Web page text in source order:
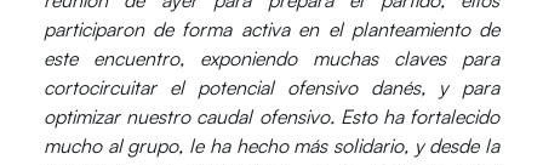
participaron de forma activa en el planteamiento de
este encuentro, exponiendo muchas claves para
cortocircuitar el potencial ofensivo danés, y para
optimizar nuestro caudal ofensivo. Esto ha fortalecido
mucho al grupo, le ha hecho más solidario, y desde la